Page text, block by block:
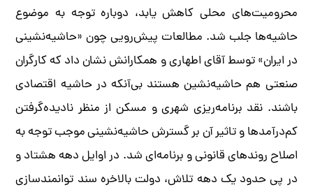
محرومیت‌های‌ محلی کاهش یابد، دوباره توجه به موضوع
حاشیه‌ها جلب شد. مطالعات پیش‌رویی چون «حاشیه‌نشینی
در ایران» توسط آقای اطهاری و همکارانش نشان داد که کارگران
صنعتی هم حاشیه‌نشین هستند بی‌آنکه در حاشیه اقتصادی
باشند. نقد برنامه‌ریزی شهری و مسکن از منظر نادیده‌گرفتن
کم‌درآمدها و تاثیر آن بر گسترش حاشیه‌نشینی موجب توجه به
اصلاح روندهای قانونی و برنامه‌ای شد. در اوایل دهه هشتاد و
در پی حدود یک دهه تلاش، دولت بالاخره سند توانمندسازی